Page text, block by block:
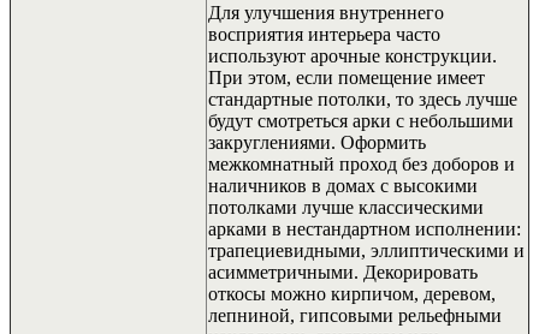
Для улучшения внутреннего
восприятия интерьера часто
используют арочные конструкции.
При этом, если помещение имеет
стандартные потолки, то здесь лучше
будут смотреться арки с небольшими
закруглениями. Оформить
межкомнатный проход без доборов и
наличников в домах с высокими
потолками лучше классическими
арками в нестандартном исполнении:
трапециевидными, эллиптическими и
асимметричными. Декорировать
откосы можно кирпичом, деревом,
лепниной, гипсовыми рельефными